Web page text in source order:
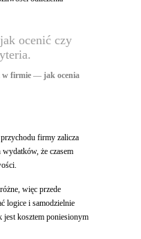
ocenić czy
w firmie — jak ocenia
firmy zalicza
że czasem
więc przede
logice i samodzielnie
jest kosztem poniesionym